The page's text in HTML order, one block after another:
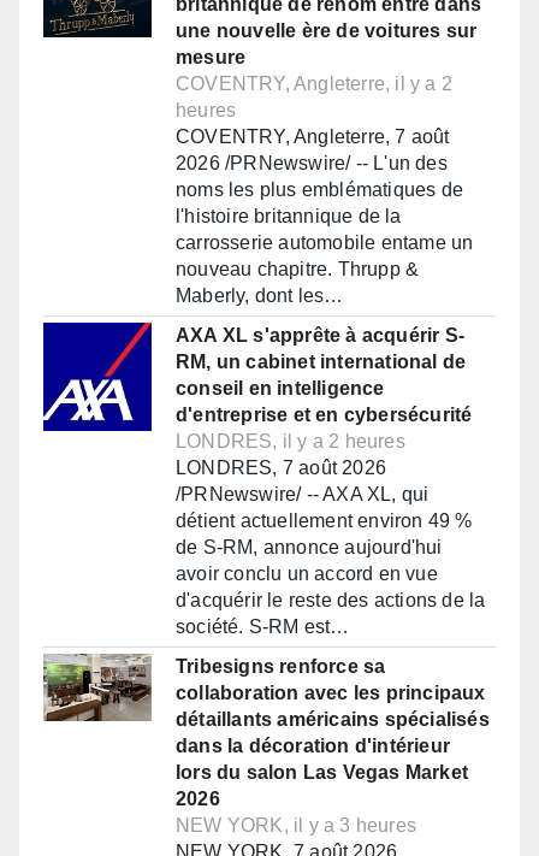
britannique de renom entre dans
une nouvelle ère de voitures sur
mesure
COVENTRY, Angleterre, il y a 2
heures
COVENTRY, Angleterre, 7 août
2026 /PRNewswire/ -- L'un des
noms les plus emblématiques de
l'histoire britannique de la
carrosserie automobile entame un
nouveau chapitre. Thrupp &
Maberly, dont les…
AXA XL s'apprête à acquérir S-
RM, un cabinet international de
conseil en intelligence
d'entreprise et en cybersécurité
LONDRES, il y a 2 heures
LONDRES, 7 août 2026
/PRNewswire/ -- AXA XL, qui
détient actuellement environ 49 %
de S-RM, annonce aujourd'hui
avoir conclu un accord en vue
d'acquérir le reste des actions de la
société. S-RM est…
Tribesigns renforce sa
collaboration avec les principaux
détaillants américains spécialisés
dans la décoration d'intérieur
lors du salon Las Vegas Market
2026
NEW YORK, il y a 3 heures